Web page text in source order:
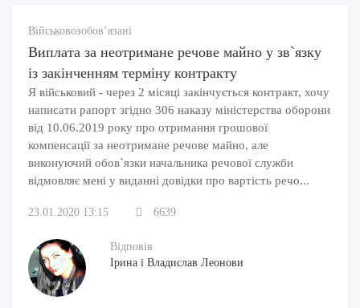
Військовозобов’язані
Виплата за неотримане речове майно у зв`язку
із закінченням терміну контракту
Я військовий - через 2 місяці закінчується контракт, хочу
написати рапорт згідно 306 наказу міністерства оборони
від 10.06.2019 року про отримання грошової
компенсації за неотримане речове майно, але
виконуючий обов`язки начальника речової служби
відмовляє мені у виданні довідки про вартість речо...
23.01.2020 13:15 6639
Відповів
Ірина і Владислав Леонови